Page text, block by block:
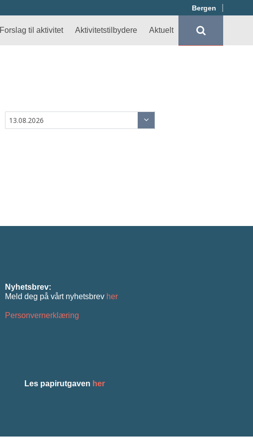
Bergen
Forslag til aktivitet Aktivitetstilbydere Aktuelt
Nyhetsbrev:
Meld deg på vårt nyhetsbrev her
Personvernerklæring
Les papirutgaven her